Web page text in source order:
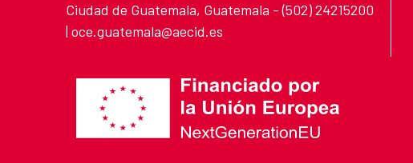
Ciudad de Guatemala, Guatemala - (502) 24215200
| oce.guatemala@aecid.es